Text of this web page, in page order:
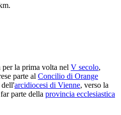
la prima volta nel V secolo,
parte al Concilio di Orange
dell'arcidiocesi di Vienne, verso la
parte della provincia ecclesiastica